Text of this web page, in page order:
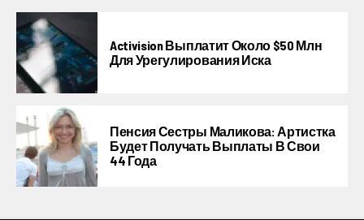
Activision Выплатит Около $50 Млн
Для Урегулирования Иска
Пенсия Сестры Маликова: Артистка
Будет Получать Выплаты В Свои
44 Года